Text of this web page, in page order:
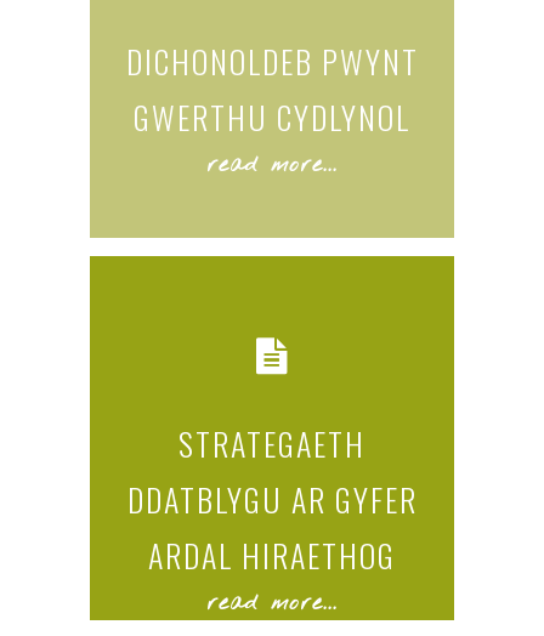
DICHONOLDEB PWYNT
GWERTHU CYDLYNOL
read more...
STRATEGAETH
DDATBLYGU AR GYFER
ARDAL HIRAETHOG
read more...